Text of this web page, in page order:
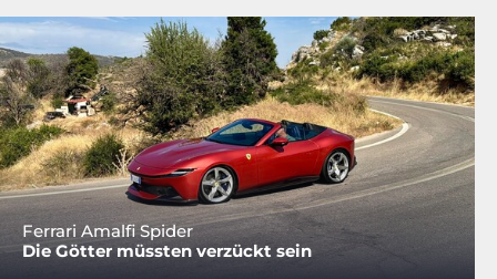
Ferrari Amalfi Spider
Die Götter müssten verzückt sein